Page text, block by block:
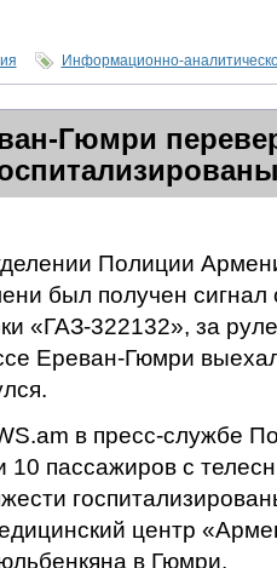
Информационно-
Гюмри
Полиции
был получен сигнал
«ГАЗ-322132», за
Ереван-Гюмри
в пресс-службе
10 пассажиров с
центр
в Гюмри.